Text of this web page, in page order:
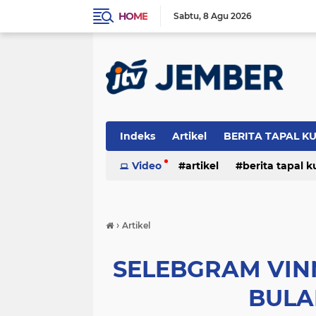
HOME Sabtu 8 Agu 2026
Indeks Artikel BERITA TAPAL
PERISTIWA
Video artikel berita tapal
› Artikel
SELEBGRAM